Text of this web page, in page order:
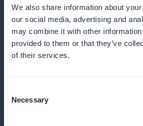
We also share information about
our social media, advertising and
may combine it with other information
provided to them or that they’ve
of their services.
Selection
Necessary
Övervaka abonnenternas
anpassa dina erbjudanden till
preferenser